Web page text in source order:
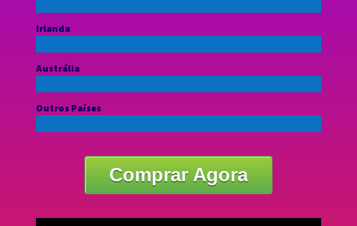
Irlanda
Austrália
Outros Países
Comprar Agora